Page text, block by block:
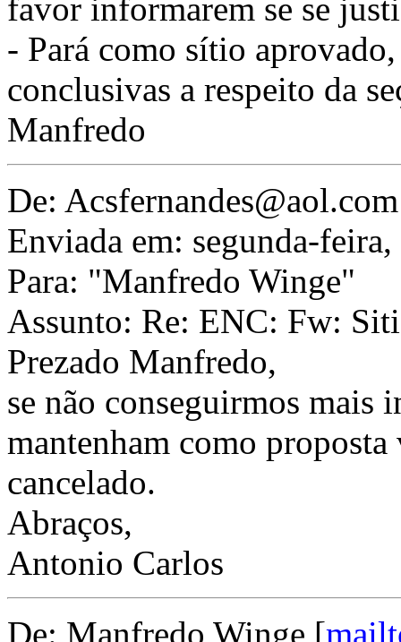
favor informarem se se
- Pará como sítio
conclusivas a respeito da
Manfredo
De:
Enviada em: segunda-
Para: "Manfredo Winge"
Assunto: Re: ENC: Fw:
Prezado Manfredo,
se não conseguirmos mais
mantenham como
cancelado.
Abraços,
Antonio Carlos
De: Manfredo Winge [